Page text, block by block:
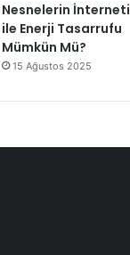
Nesnelerin İnterneti
ile Enerji Tasarrufu
Mümkün Mü?
15 Ağustos 2025